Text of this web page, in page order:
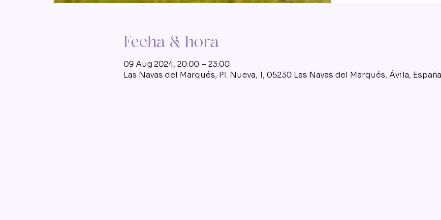
Fecha & hora
09 Aug 2024, 20:00 – 23:00
Las Navas del Marqués, Pl. Nueva, 1, 05230 Las Navas del Marqués, Ávila, España